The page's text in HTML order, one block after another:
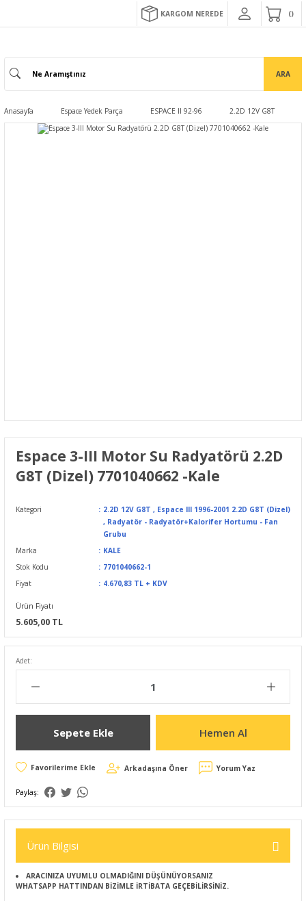
KARGOM NEREDE
ARA
Anasayfa Espace Yedek Parça ESPACE II 92-96 2.2D 12V G8T
Espace 3-III Motor Su Radyatörü 2.2D
G8T (Dizel) 7701040662 -Kale
Kategori 2.2D 12V G8T , Espace III 1996-2001 2.2D G8T (Dizel)
, Radyatör - Radyatör+Kalorifer Hortumu - Fan
Grubu
Marka
KALE
Stok Kodu
7701040662-1
Fiyat
4.670,83 TL + KDV
Ürün Fiyatı
5.605,00 TL
Adet:
Sepete Ekle Hemen Al
Arkadaşına Öner Yorum Yaz
Paylaş:
Ürün Bilgisi
ARACINIZA UYUMLU OLMADIĞINI DÜŞÜNÜYORSANIZ
WHATSAPP HATTINDAN BİZİMLE İRTİBATA GEÇEBİLİRSİNİZ.